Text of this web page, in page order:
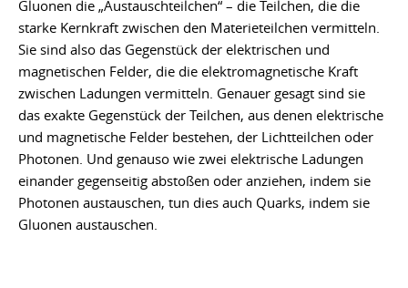
Gluonen die „Austauschteilchen“ – die Teilchen, die die
starke Kernkraft zwischen den Materieteilchen vermitteln.
Sie sind also das Gegenstück der elektrischen und
magnetischen Felder, die die elektromagnetische Kraft
zwischen Ladungen vermitteln. Genauer gesagt sind sie
das exakte Gegenstück der Teilchen, aus denen elektrische
und magnetische Felder bestehen, der Lichtteilchen oder
Photonen. Und genauso wie zwei elektrische Ladungen
einander gegenseitig abstoßen oder anziehen, indem sie
Photonen austauschen, tun dies auch Quarks, indem sie
Gluonen austauschen.